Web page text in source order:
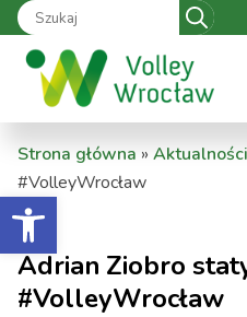
Otwórz pasek narzędzi
for:
Strona główna » Aktualności
#VolleyWrocław
Adrian Ziobro
#VolleyWrocław